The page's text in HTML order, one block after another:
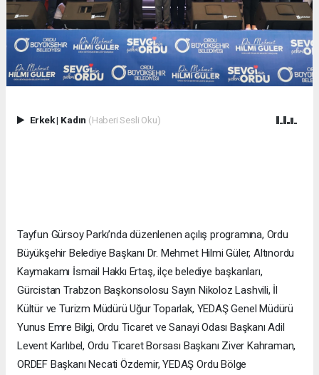
Erkek| Kadın (Haberi Sesli Oku)
Tayfun Gürsoy Parkı’nda düzenlenen açılış programına, Ordu
Büyükşehir Belediye Başkanı Dr. Mehmet Hilmi Güler, Altınordu
Kaymakamı İsmail Hakkı Ertaş, ilçe belediye başkanları,
Gürcistan Trabzon Başkonsolosu Sayın Nikoloz Lashvili, İl
Kültür ve Turizm Müdürü Uğur Toparlak, YEDAŞ Genel Müdürü
Yunus Emre Bilgi, Ordu Ticaret ve Sanayi Odası Başkanı Adil
Levent Karlıbel, Ordu Ticaret Borsası Başkanı Ziver Kahraman,
ORDEF Başkanı Necati Özdemir, YEDAŞ Ordu Bölge